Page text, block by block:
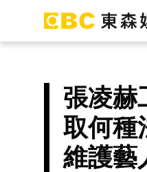
張凌赫
取何種
維護藝